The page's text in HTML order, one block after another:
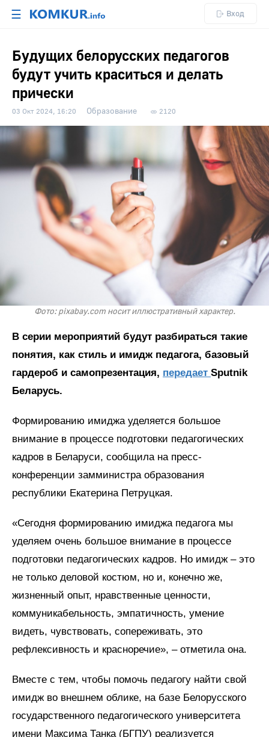
☰ Вход
Будущих белорусских педагогов
будут учить краситься и делать
прически
03 Окт 2024, 16:20 Образование 2120
Фото: pixabay.com носит иллюстративный характер.
В серии мероприятий будут разбираться такие
понятия, как стиль и имидж педагога, базовый
гардероб и самопрезентация, передает Sputnik
Беларусь.
Формированию имиджа уделяется большое
внимание в процессе подготовки педагогических
кадров в Беларуси, сообщила на пресс-
конференции замминистра образования
республики Екатерина Петруцкая.
«Сегодня формированию имиджа педагога мы
уделяем очень большое внимание в процессе
подготовки педагогических кадров. Но имидж – это
не только деловой костюм, но и, конечно же,
жизненный опыт, нравственные ценности,
коммуникабельность, эмпатичность, умение
видеть, чувствовать, сопереживать, это
рефлексивность и красноречие», – отметила она.
Вместе с тем, чтобы помочь педагогу найти свой
имидж во внешнем облике, на базе Белорусского
государственного педагогического университета
имени Максима Танка (БГПУ) реализуется